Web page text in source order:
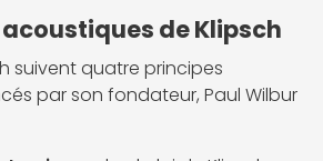
de Klipsch
suivent quatre principes
par son fondateur, Paul Wilbur